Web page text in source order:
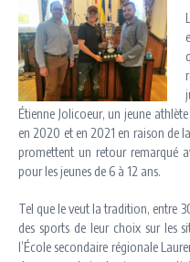
Étienne Jolicoeur, un jeune
en 2020 et en 2021 en raison de
promettent un retour remarqué
pour les jeunes de 6 à 12 ans.
Tel que le veut la tradition, entre
des sports de leur choix sur les
l’École secondaire régionale